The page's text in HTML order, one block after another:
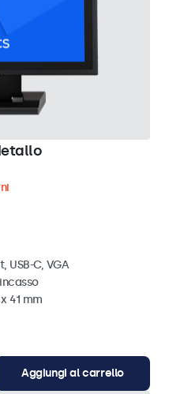
USB-C, VGA
41 mm
Aggiungi al carrello